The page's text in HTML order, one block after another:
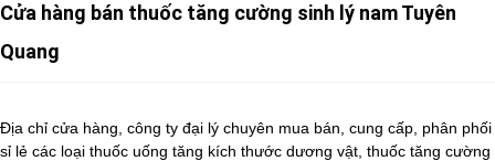
Cửa hàng bán thuốc tăng cường sinh lý nam Tuyên
Quang
Địa chỉ cửa hàng, công ty đại lý chuyên mua bán, cung cấp, phân phối
sỉ lẻ các loại thuốc uống tăng kích thước dương vật, thuốc tăng cường